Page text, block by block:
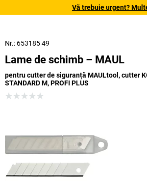
Vă trebuie urgent?
Nr.: 653185 49
Lame de schimb – MAUL
pentru cutter de siguranță MAULtool, cutter
STANDARD M, PROFI PLUS